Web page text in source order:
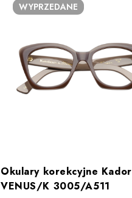
WYPRZEDANE
Okulary korekcyjne Kador
VENUS/K 3005/A511